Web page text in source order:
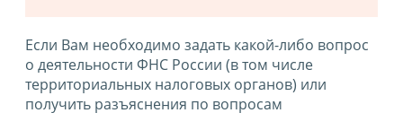
Если Вам необходимо задать какой-либо вопрос
о деятельности ФНС России (в том числе
территориальных налоговых органов) или
получить разъяснения по вопросам